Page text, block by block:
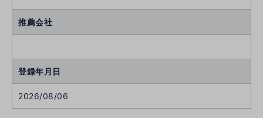
推薦会社
登録年月日
2026/08/06